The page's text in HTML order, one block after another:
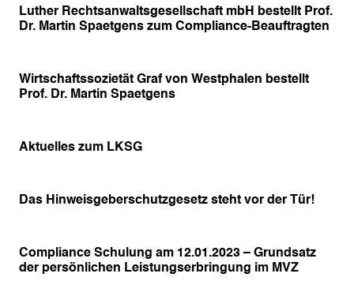
Luther Rechtsanwaltsgesellschaft mbH bestellt Prof.
Dr. Martin Spaetgens zum Compliance-Beauftragten
Wirtschaftssozietät Graf von Westphalen bestellt
Prof. Dr. Martin Spaetgens
Aktuelles zum LKSG
Das Hinweisgeberschutzgesetz steht vor der Tür!
Compliance Schulung am 12.01.2023 – Grundsatz
der persönlichen Leistungserbringung im MVZ